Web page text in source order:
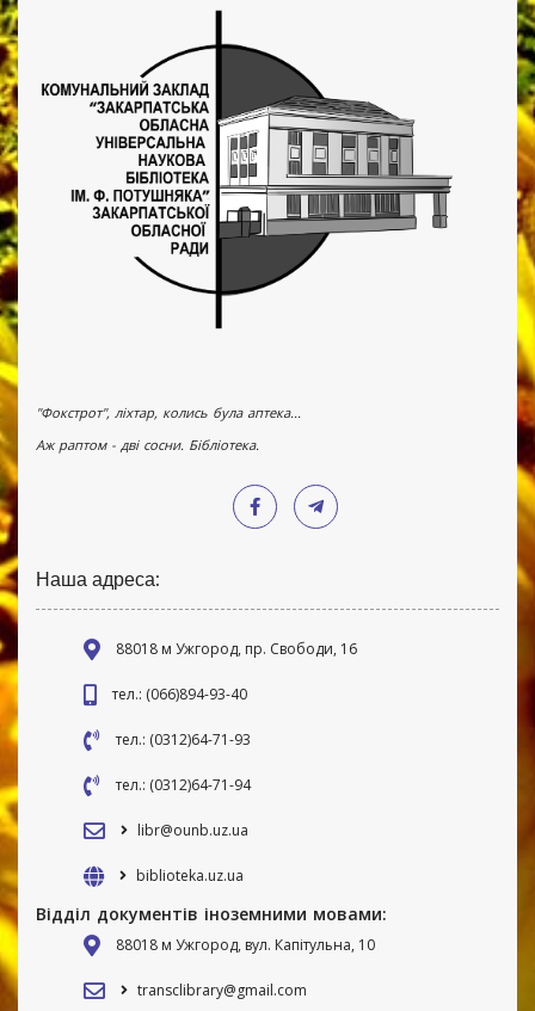
"Фокстрот", ліхтар, колись була аптека...
Аж раптом - дві сосни. Бібліотека.
Наша адреса:
88018 м Ужгород, пр. Свободи, 16
тел.: (066)894-93-40
тел.: (0312)64-71-93
тел.: (0312)64-71-94
libr@ounb.uz.ua
biblioteka.uz.ua
Відділ документів іноземними мовами:
88018 м Ужгород, вул. Капітульна, 10
transclibrary@gmail.com